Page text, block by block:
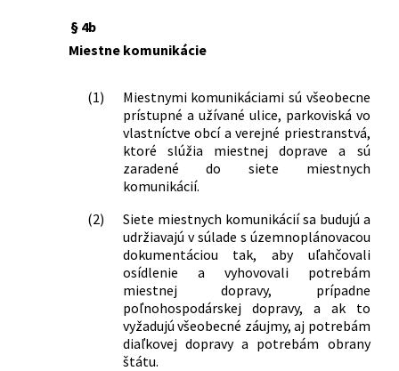
§ 4b
Miestne komunikácie
(1)
Miestnymi komunikáciami sú všeobecne
prístupné a užívané ulice, parkoviská vo
vlastníctve obcí a verejné priestranstvá,
ktoré slúžia miestnej doprave a sú
zaradené do siete miestnych
komunikácií.
(2)
Siete miestnych komunikácií sa budujú a
udržiavajú v súlade s územnoplánovacou
dokumentáciou tak, aby uľahčovali
osídlenie a vyhovovali potrebám
miestnej dopravy, prípadne
poľnohospodárskej dopravy, a ak to
vyžadujú všeobecné záujmy, aj potrebám
diaľkovej dopravy a potrebám obrany
štátu.